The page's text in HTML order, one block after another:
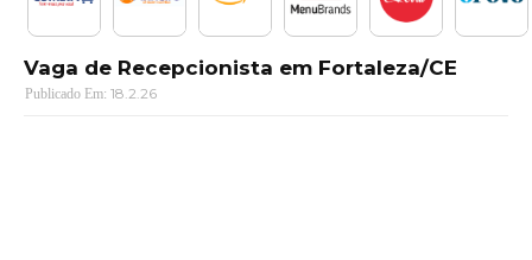
Vaga de Recepcionista em Fortaleza/CE
18.2.26